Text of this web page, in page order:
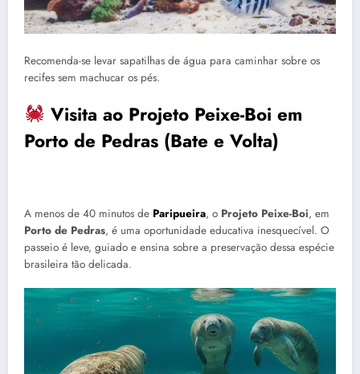
Recomenda-se levar sapatilhas de água para caminhar sobre os
recifes sem machucar os pés.
Visita ao Projeto Peixe-Boi em
Porto de Pedras (Bate e Volta)
A menos de 40 minutos de Paripueira, o Projeto Peixe-Boi, em
Porto de Pedras, é uma oportunidade educativa inesquecível. O
passeio é leve, guiado e ensina sobre a preservação dessa espécie
brasileira tão delicada.